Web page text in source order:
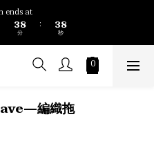
ends at
4
3
2
1
9
8
7
6
1
分
:
3
2
1
8
7
6
5
4
2
1
秒
編織拖